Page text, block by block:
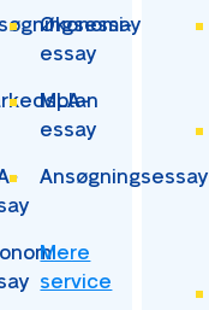
Økonomi-
essay
MLA-
essay
Ansøgningsessay
Mere
service